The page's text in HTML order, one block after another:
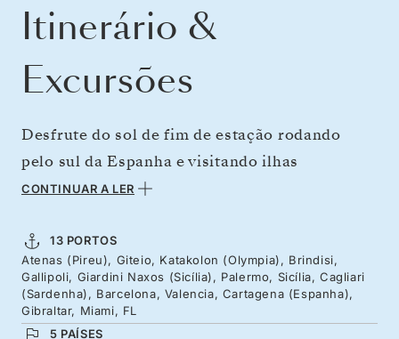
Itinerário &
Excursões
Desfrute do sol de fim de estação rodando
pelo sul da Espanha e visitando ilhas
históricas, antes de mirar o abraço caloroso da
ruínas antigas da Catalunha e da Espanha
inspirem você antes de visitar as orlas jônicas
do sul da Itália, repletas de castelos e igrejas. A
história e o mito da Grécia, do antigo porto de
CONTINUAR A LER
13 PORTOS
Atenas (Pireu), Giteio, Katakolon (Olympia), Brindisi,
Gallipoli, Giardini Naxos (Sicília), Palermo, Sicília, Cagliari
(Sardenha), Barcelona, Valencia, Cartagena (Espanha),
Gibraltar, Miami, FL
5 PAÍSES